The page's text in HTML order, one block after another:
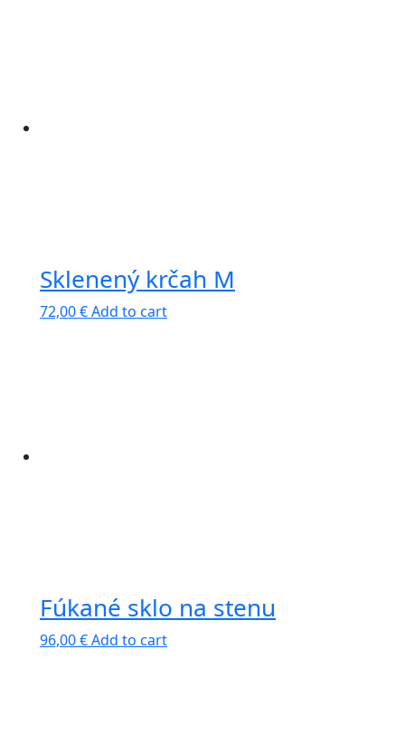
Sklenený krčah M
72,00€Add to cart
Fúkané sklo na stenu
96,00€Add to cart